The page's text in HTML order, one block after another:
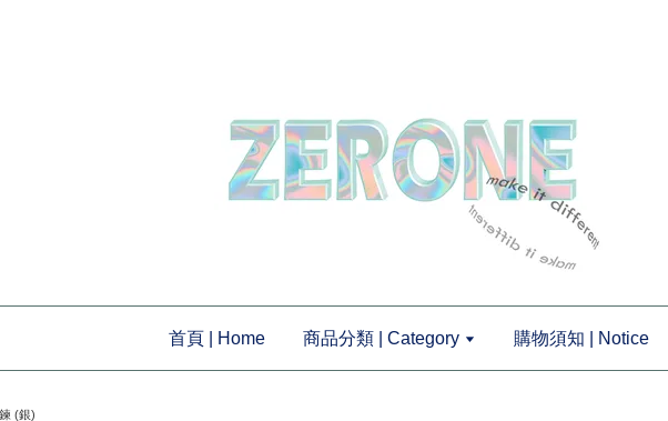
首頁 | Home 商品分類 | Category 購物須知 | Notice
(銀)